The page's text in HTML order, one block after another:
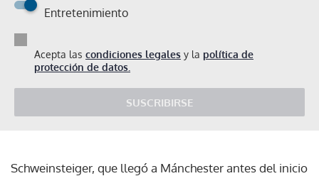
Entretenimiento
Acepta las condiciones legales y la política de
protección de datos.
SUSCRIBIRSE
Schweinsteiger, que llegó a Mánchester antes del inicio